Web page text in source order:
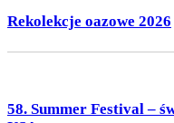
Rekolekcje oazowe 2026
58. Summer Festival –